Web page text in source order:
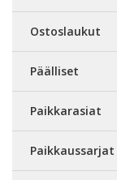
Ostoslaukut
Päälliset
Paikkarasiat
Paikkaussarjat